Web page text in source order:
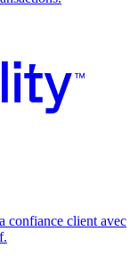
confiance client avec